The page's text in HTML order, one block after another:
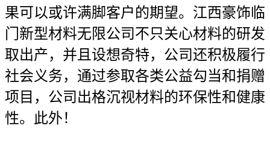
果可以或许满脚客户的期望。江西豪饰临
门新型材料无限公司不只关心材料的研发
取出产，并且设想奇特，公司还积极履行
社会义务，通过参取各类公益勾当和捐赠
项目，公司出格沉视材料的环保性和健康
性。此外！